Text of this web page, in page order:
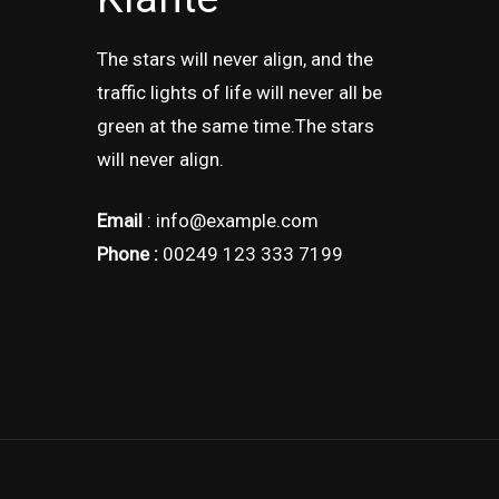
The stars will never align, and the
traffic lights of life will never all be
green at the same time.The stars
will never align.
Email : info@example.com
Phone : 00249 123 333 7199